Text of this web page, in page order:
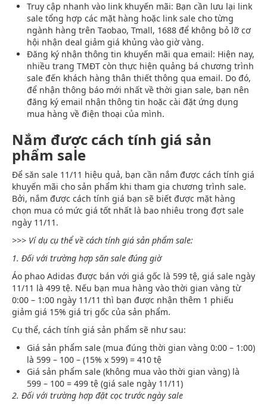
Truy cập nhanh vào link khuyến mãi: Bạn cần lưu lại link
sale tổng hợp các mặt hàng hoặc link sale cho từng
ngành hàng trên Taobao, Tmall, 1688 để không bỏ lỡ cơ
hội nhận deal giảm giá khủng vào giờ vàng.
Đăng ký nhận thông tin khuyến mãi qua email: Hiện nay,
nhiều trang TMĐT còn thực hiện quảng bá chương trình
sale đến khách hàng thân thiết thông qua email. Do đó,
để nhận thông báo mới nhất về thời gian sale, bạn nên
đăng ký email nhận thông tin hoặc cài đặt ứng dụng
mua hàng về điện thoại của mình.
Nắm được cách tính giá sản
phẩm sale
Để săn sale 11/11 hiệu quả, bạn cần nắm được cách tính giá
khuyến mãi cho sản phẩm khi tham gia chương trình sale.
Bởi, nắm được cách tính giá bạn sẽ biết được mặt hàng
chọn mua có mức giá tốt nhất là bao nhiêu trong đợt sale
ngày 11/11.
>>> Ví dụ cụ thể về cách tính giá sản phẩm sale:
1. Đối với trường hợp săn sale đúng giờ
Áo phao Adidas được bán với giá gốc là 599 tệ, giá sale ngày
11/11 là 499 tệ. Nếu bạn mua hàng vào thời gian vàng từ
0:00 – 1:00 ngày 11/11 thì bạn được nhận thêm 1 phiếu
giảm giá 15% giá trị gốc của sản phẩm.
Cụ thể, cách tính giá sản phẩm sẽ như sau:
Giá sản phẩm sale (mua đúng thời gian vàng 0:00 – 1:00)
là 599 – 100 – (15% x 599) = 410 tệ
Giá sản phẩm sale (không mua vào thời gian vàng) là
599 – 100 = 499 tệ (giá sale ngày 11/11)
2. Đối với trường hợp đặt cọc trước ngày sale